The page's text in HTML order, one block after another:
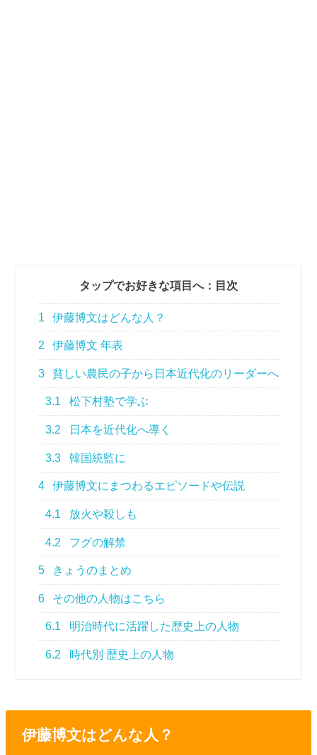
タップでお好きな項目へ：目次
1 伊藤博文はどんな人？
2 伊藤博文 年表
3 貧しい農民の子から日本近代化のリーダーへ
3.1 松下村塾で学ぶ
3.2 日本を近代化へ導く
3.3 韓国統監に
4 伊藤博文にまつわるエピソードや伝説
4.1 放火や殺しも
4.2 フグの解禁
5 きょうのまとめ
6 その他の人物はこちら
6.1 明治時代に活躍した歴史上の人物
6.2 時代別 歴史上の人物
伊藤博文はどんな人？